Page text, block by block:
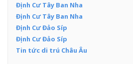
Định Cư Tây Ban Nha
Định Cư Tây Ban Nha
Định Cư Đảo Síp
Định Cư Đảo Síp
Tin tức di trú Châu Âu